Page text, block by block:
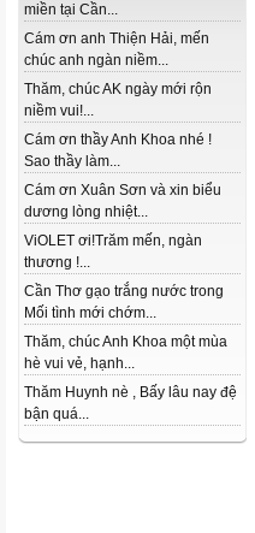
miền tại Cần...
Cám ơn anh Thiện Hải, mến
chúc anh ngàn niềm...
Thăm, chúc AK ngày mới rộn
niềm vui!...
Cám ơn thầy Anh Khoa nhé !
Sao thầy làm...
Cám ơn Xuân Sơn và xin biểu
dương lòng nhiệt...
ViOLET ơi!Trăm mến, ngàn
thương !...
Cần Thơ gạo trắng nước trong
Mối tình mới chớm...
Thăm, chúc Anh Khoa một mùa
hè vui vẻ, hạnh...
Thăm Huynh nè , Bấy lâu nay đệ
bận quá...